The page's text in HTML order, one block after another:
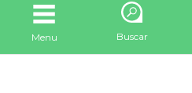
Menu Buscar